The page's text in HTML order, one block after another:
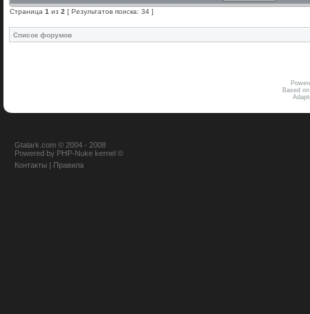
Страница 1 из 2 [ Результатов поиска: 34 ]
Список форумов
Based
Gtalark.com © 2004 - 2008
Powered by PHP-Nuke kernel ©
Контакты | Правила